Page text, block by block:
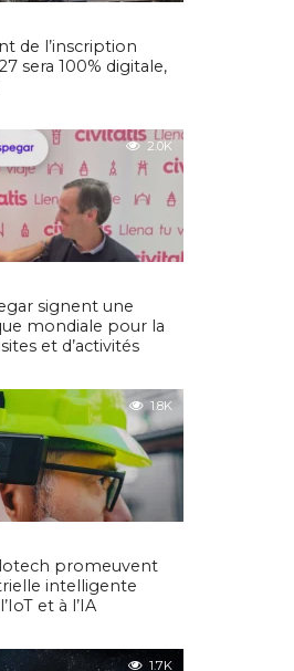
de l’inscription
sera 100% digitale,
2.0K
signent une
mondiale pour la
et d’activités
1.8K
promeuvent
intelligente
et à l’IA
1.7K